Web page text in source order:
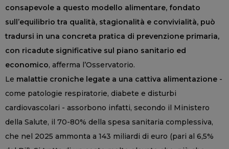
consapevole a questo modello alimentare, fondato
sull’equilibrio tra qualità, stagionalità e convivialità, può
tradursi in una concreta pratica di prevenzione primaria,
con ricadute significative sul piano sanitario ed
economico, afferma l’Osservatorio.
Le malattie croniche legate a una cattiva alimentazione -
come patologie respiratorie, diabete e disturbi
cardiovascolari - assorbono infatti, secondo il Ministero
della Salute, il 70-80% della spesa sanitaria complessiva,
che nel 2025 ammonta a 143 miliardi di euro (pari al 6,5%